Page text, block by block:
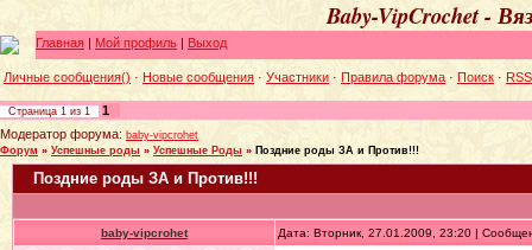
Baby-VipCrochet -
Главная | Мой профиль | Выход
Личные сообщения() · Новые сообщения · Участники · Правила форума · Поиск · RSS
Страница 1 из 1
1
Модератор форума: baby-vipcrohet
Форум » Успешные роды » Успешные Роды » Поздние роды ЗА и Против!!!
Поздние роды ЗА и Против!!!
baby-vipcrohet Дата: Вторник, 27.01.2009, 23:20 |